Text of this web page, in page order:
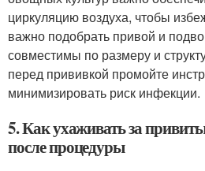
циркуляцию воздуха, чтобы
важно подобрать привой и
совместимы по размеру и
перед прививкой промойте
минимизировать риск инфекции.
5. Как ухаживать за
после процедуры